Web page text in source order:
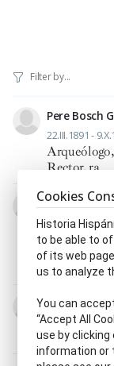
Pere Bosch
22.III.1891 -
Rector, ra
Salvador
10.VII.1913 -
Académico,
de
Novelista|
Elías Serra i
26.VII.1898 -
Cookies
Historia
to be able to
of its web
us to analyze
You can
“Accept All
use by clicking
information or